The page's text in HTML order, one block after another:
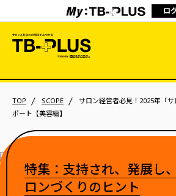
ロ
TOP SCOPE
サロン経営者必見！2025年「
ポート【美容編】
特集：支持され、発展し
ロンづくりのヒント